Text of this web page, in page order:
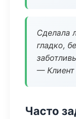
Сделала
гладко,
— Клиент
Часто